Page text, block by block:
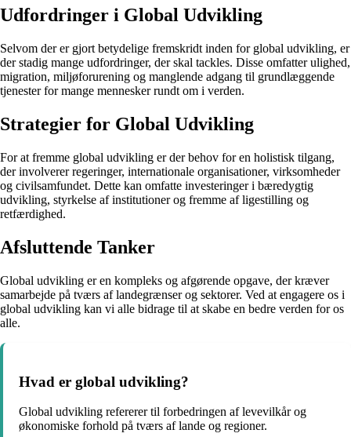
Udfordringer i Global Udvikling
Selvom der er gjort betydelige fremskridt inden for global udvikling, er
der stadig mange udfordringer, der skal tackles. Disse omfatter ulighed,
migration, miljøforurening og manglende adgang til grundlæggende
tjenester for mange mennesker rundt om i verden.
Strategier for Global Udvikling
For at fremme global udvikling er der behov for en holistisk tilgang,
der involverer regeringer, internationale organisationer, virksomheder
og civilsamfundet. Dette kan omfatte investeringer i bæredygtig
udvikling, styrkelse af institutioner og fremme af ligestilling og
retfærdighed.
Afsluttende Tanker
Global udvikling er en kompleks og afgørende opgave, der kræver
samarbejde på tværs af landegrænser og sektorer. Ved at engagere os i
global udvikling kan vi alle bidrage til at skabe en bedre verden for os
alle.
Hvad er global udvikling?
Global udvikling refererer til forbedringen af levevilkår og
økonomiske forhold på tværs af lande og regioner.